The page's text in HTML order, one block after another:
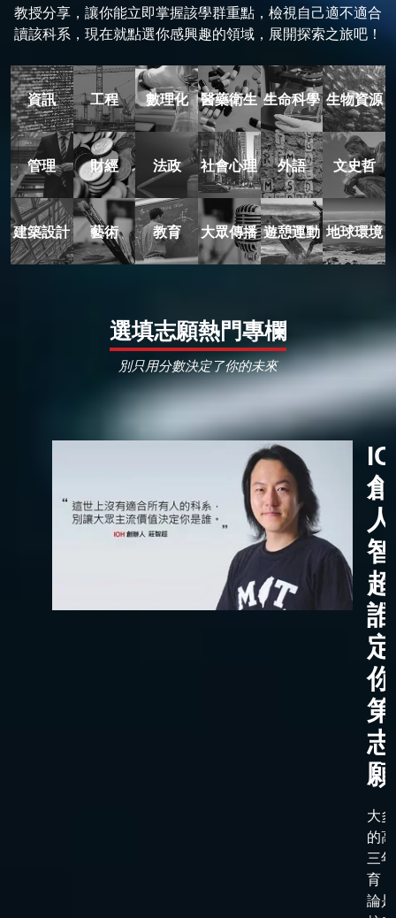
教授分享，讓你能立即掌握該學群重點，檢視自己適不適合
讀該科系，現在就點選你感興趣的領域，展開探索之旅吧！
資訊 工程 數理化 醫藥衛生 生命科學 生物資源
管理 財經 法政 社會心理 外語 文史哲
建築設計 藝術 教育 大眾傳播 遊憩運動 地球環境
選填志願熱門專欄
別只用分數決定了你的未來
智
志
大
的
三
育
論